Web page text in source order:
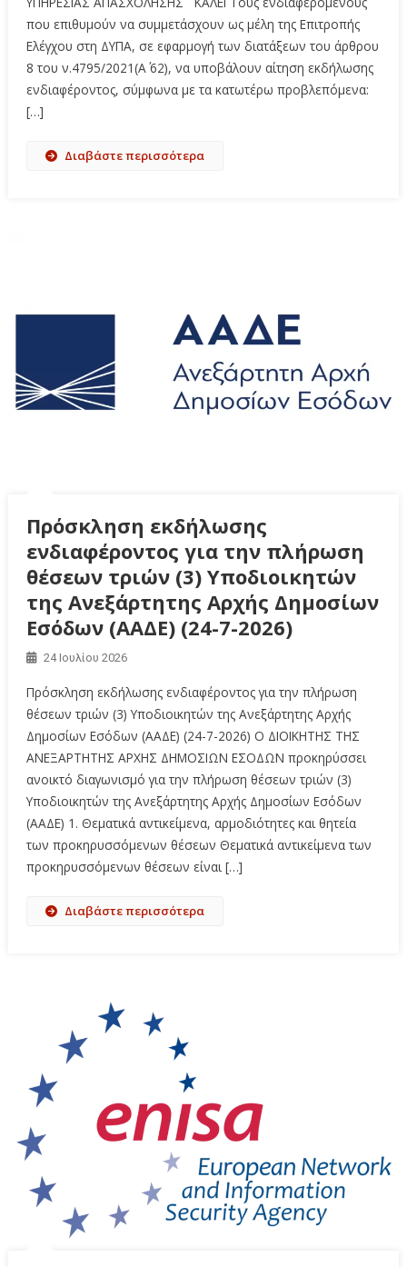
που επιθυμούν να συμμετάσχουν ως μέλη της Επιτροπής
Ελέγχου στη ΔΥΠΑ, σε εφαρμογή των διατάξεων του άρθρου
8 του ν.4795/2021(Α΄ 62), να υποβάλουν αίτηση εκδήλωσης
ενδιαφέροντος, σύμφωνα με τα κατωτέρω προβλεπόμενα:
[…]
Διαβάστε περισσότερα
Πρόσκληση εκδήλωσης
ενδιαφέροντος για την πλήρωση
θέσεων τριών (3) Υποδιοικητών
της Ανεξάρτητης Αρχής Δημοσίων
Εσόδων (ΑΑΔΕ) (24-7-2026)
24 Ιουλίου 2026
Πρόσκληση εκδήλωσης ενδιαφέροντος για την πλήρωση
θέσεων τριών (3) Υποδιοικητών της Ανεξάρτητης Αρχής
Δημοσίων Εσόδων (ΑΑΔΕ) (24-7-2026) Ο ΔΙΟΙΚΗΤΗΣ ΤΗΣ
ΑΝΕΞΑΡΤΗΤΗΣ ΑΡΧΗΣ ΔΗΜΟΣΙΩΝ ΕΣΟΔΩΝ προκηρύσσει
ανοικτό διαγωνισμό για την πλήρωση θέσεων τριών (3)
Υποδιοικητών της Ανεξάρτητης Αρχής Δημοσίων Εσόδων
(ΑΑΔΕ) 1. Θεματικά αντικείμενα, αρμοδιότητες και θητεία
των προκηρυσσόμενων θέσεων Θεματικά αντικείμενα των
προκηρυσσόμενων θέσεων είναι […]
Διαβάστε περισσότερα